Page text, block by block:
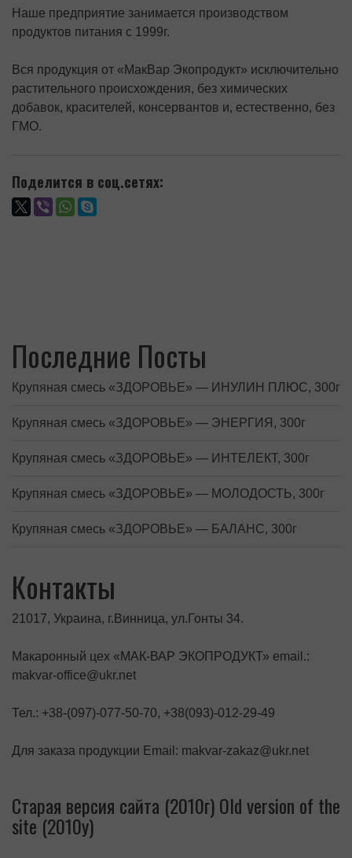
Наше предприятие занимается производством
продуктов питания с 1999г.
Вся продукция от «МакВар Экопродукт» исключительно
растительного происхождения, без химических
добавок, красителей, консервантов и, естественно, без
ГМО.
Поделится в соц.сетях:
Последние Посты
Крупяная смесь «ЗДОРОВЬЕ» — ИНУЛИН ПЛЮС, 300г
Крупяная смесь «ЗДОРОВЬЕ» — ЭНЕРГИЯ, 300г
Крупяная смесь «ЗДОРОВЬЕ» — ИНТЕЛЕКТ, 300г
Крупяная смесь «ЗДОРОВЬЕ» — МОЛОДОСТЬ, 300г
Крупяная смесь «ЗДОРОВЬЕ» — БАЛАНС, 300г
Контакты
21017, Украина, г.Винница, ул.Гонты 34.
Макаронный цех «МАК-ВАР ЭКОПРОДУКТ» email.:
makvar-office@ukr.net
Тел.: +38-(097)-077-50-70, +38(093)-012-29-49
Для заказа продукции Email: makvar-zakaz@ukr.net
Старая версия сайта (2010г) Old version of the
site (2010y)